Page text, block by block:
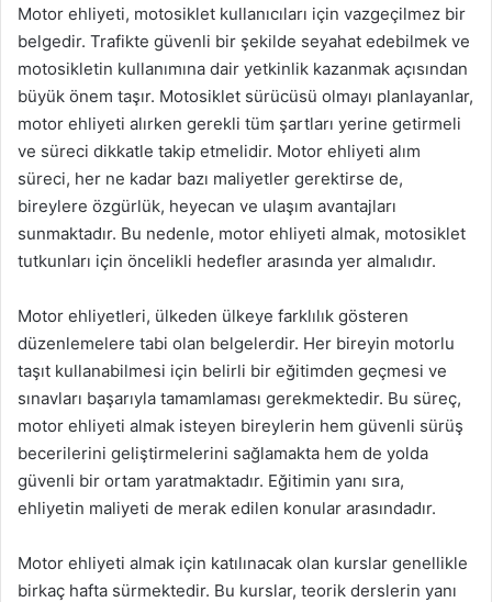
Motor ehliyeti, motosiklet kullanıcıları için vazgeçilmez bir
belgedir. Trafikte güvenli bir şekilde seyahat edebilmek ve
motosikletin kullanımına dair yetkinlik kazanmak açısından
büyük önem taşır. Motosiklet sürücüsü olmayı planlayanlar,
motor ehliyeti alırken gerekli tüm şartları yerine getirmeli
ve süreci dikkatle takip etmelidir. Motor ehliyeti alım
süreci, her ne kadar bazı maliyetler gerektirse de,
bireylere özgürlük, heyecan ve ulaşım avantajları
sunmaktadır. Bu nedenle, motor ehliyeti almak, motosiklet
tutkunları için öncelikli hedefler arasında yer almalıdır.
Motor ehliyetleri, ülkeden ülkeye farklılık gösteren
düzenlemelere tabi olan belgelerdir. Her bireyin motorlu
taşıt kullanabilmesi için belirli bir eğitimden geçmesi ve
sınavları başarıyla tamamlaması gerekmektedir. Bu süreç,
motor ehliyeti almak isteyen bireylerin hem güvenli sürüş
becerilerini geliştirmelerini sağlamakta hem de yolda
güvenli bir ortam yaratmaktadır. Eğitimin yanı sıra,
ehliyetin maliyeti de merak edilen konular arasındadır.
Motor ehliyeti almak için katılınacak olan kurslar genellikle
birkaç hafta sürmektedir. Bu kurslar, teorik derslerin yanı